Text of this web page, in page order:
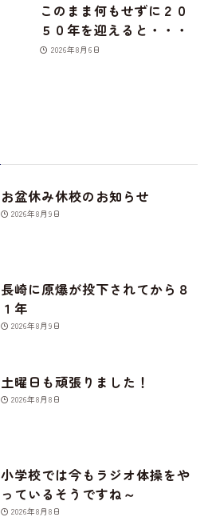
このまま何もせずに２０
５０年を迎えると・・・
2026年8月6日
お盆休み休校のお知らせ
2026年8月9日
長崎に原爆が投下されてから８
１年
2026年8月9日
土曜日も頑張りました！
2026年8月8日
小学校では今もラジオ体操をや
っているそうですね～
2026年8月8日